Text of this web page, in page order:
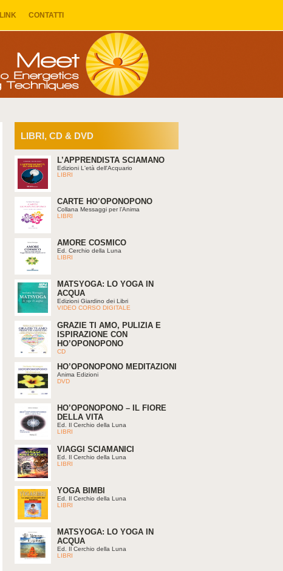
LINK CONTATTI
LIBRI, CD & DVD
L’APPRENDISTA SCIAMANO
Edizioni L'età dell'Acquario
LIBRI
CARTE HO’OPONOPONO
Collana Messaggi per l’Anima
LIBRI
AMORE COSMICO
Ed. Cerchio della Luna
LIBRI
MATSYOGA: LO YOGA IN
ACQUA
Edizioni Giardino dei Libri
VIDEO CORSO DIGITALE
GRAZIE TI AMO, PULIZIA E
ISPIRAZIONE CON
HO’OPONOPONO
CD
HO’OPONOPONO MEDITAZIONI
Anima Edizioni
DVD
HO’OPONOPONO – IL FIORE
DELLA VITA
Ed. Il Cerchio della Luna
LIBRI
VIAGGI SCIAMANICI
Ed. Il Cerchio della Luna
LIBRI
YOGA BIMBI
Ed. Il Cerchio della Luna
LIBRI
MATSYOGA: LO YOGA IN
ACQUA
Ed. Il Cerchio della Luna
LIBRI